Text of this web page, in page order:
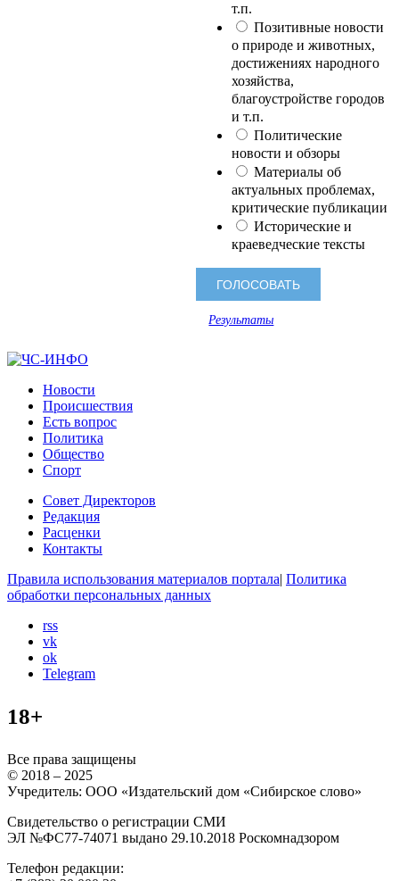
т.п.
Позитивные новости
о природе и животных,
достижениях народного
хозяйства,
благоустройстве городов
и т.п.
Политические
новости и обзоры
Материалы об
актуальных проблемах,
критические публикации
Исторические и
краеведческие тексты
Результаты
Новости
Происшествия
Есть вопрос
Политика
Общество
Спорт
Совет Директоров
Редакция
Расценки
Контакты
Правила использования материалов портала| Политика
обработки персональных данных
rss
vk
ok
Telegram
18+
Все права защищены
© 2018 – 2025
Учредитель: ООО «Издательский дом «Сибирское слово»
Свидетельство о регистрации СМИ
ЭЛ №ФС77-74071 выдано 29.10.2018 Роскомнадзором
Телефон редакции: